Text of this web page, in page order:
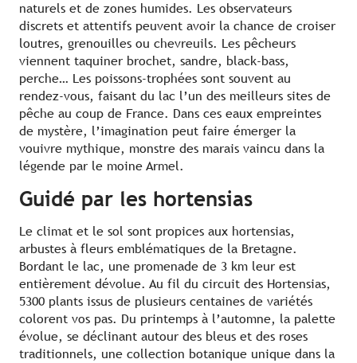
naturels et de zones humides. Les observateurs
discrets et attentifs peuvent avoir la chance de croiser
loutres, grenouilles ou chevreuils. Les pêcheurs
viennent taquiner brochet, sandre, black-bass,
perche… Les poissons-trophées sont souvent au
rendez-vous, faisant du lac l’un des meilleurs sites de
pêche au coup de France. Dans ces eaux empreintes
de mystère, l’imagination peut faire émerger la
vouivre mythique, monstre des marais vaincu dans la
légende par le moine Armel.
Guidé par les hortensias
Le climat et le sol sont propices aux hortensias,
arbustes à fleurs emblématiques de la Bretagne.
Bordant le lac, une promenade de 3 km leur est
entièrement dévolue. Au fil du circuit des Hortensias,
5300 plants issus de plusieurs centaines de variétés
colorent vos pas. Du printemps à l’automne, la palette
évolue, se déclinant autour des bleus et des roses
traditionnels, une collection botanique unique dans la